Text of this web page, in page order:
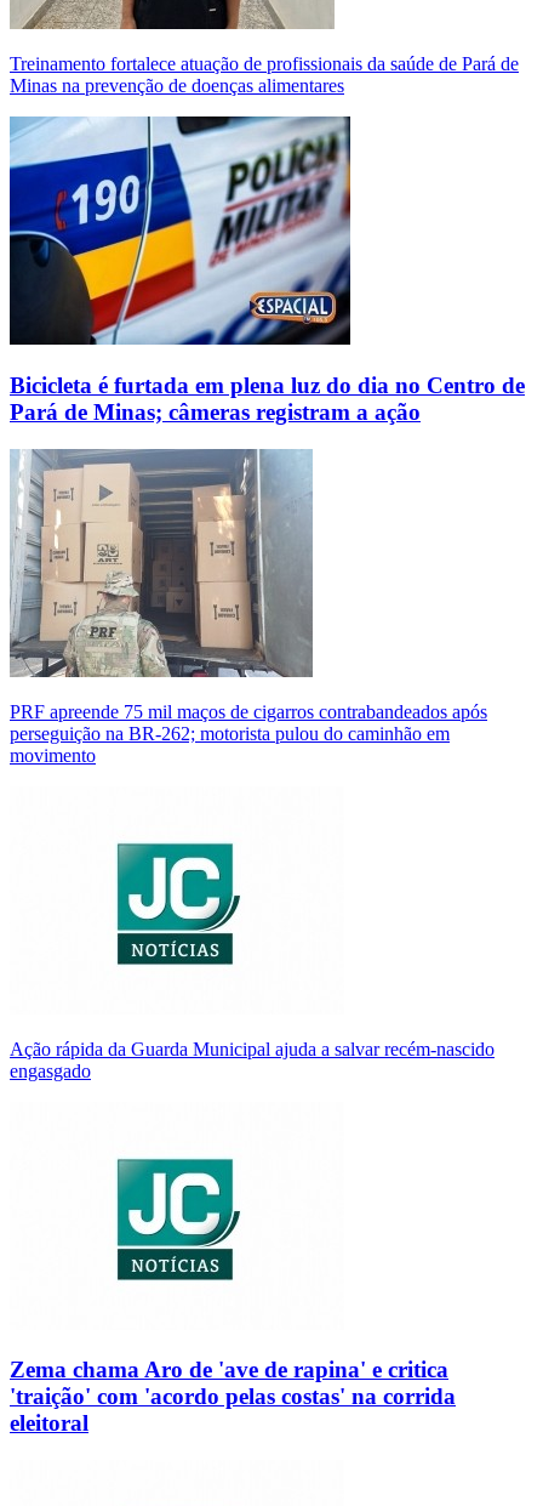
Treinamento fortalece atuação de profissionais da saúde de Pará de
Minas na prevenção de doenças alimentares
Bicicleta é furtada em plena luz do dia no Centro de
Pará de Minas; câmeras registram a ação
PRF apreende 75 mil maços de cigarros contrabandeados após
perseguição na BR-262; motorista pulou do caminhão em
movimento
Ação rápida da Guarda Municipal ajuda a salvar recém-nascido
engasgado
Zema chama Aro de 'ave de rapina' e critica
'traição' com 'acordo pelas costas' na corrida
eleitoral